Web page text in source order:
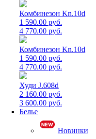
Комбинезон Kn.10d
1 590.00 руб.
4 770.00 руб.
Комбинезон Kn.10d
1 590.00 руб.
4 770.00 руб.
Худи J.608d
2 160.00 руб.
3 600.00 руб.
Белье
Новинки